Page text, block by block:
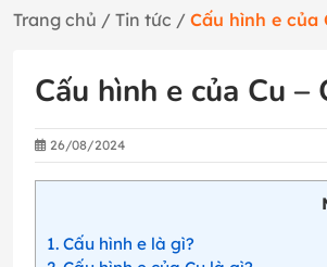
Trang chủ / Tin tức / Cấu hình e của
Cấu hình e của Cu
26/08/2024
1 Cấu hình e là gì?